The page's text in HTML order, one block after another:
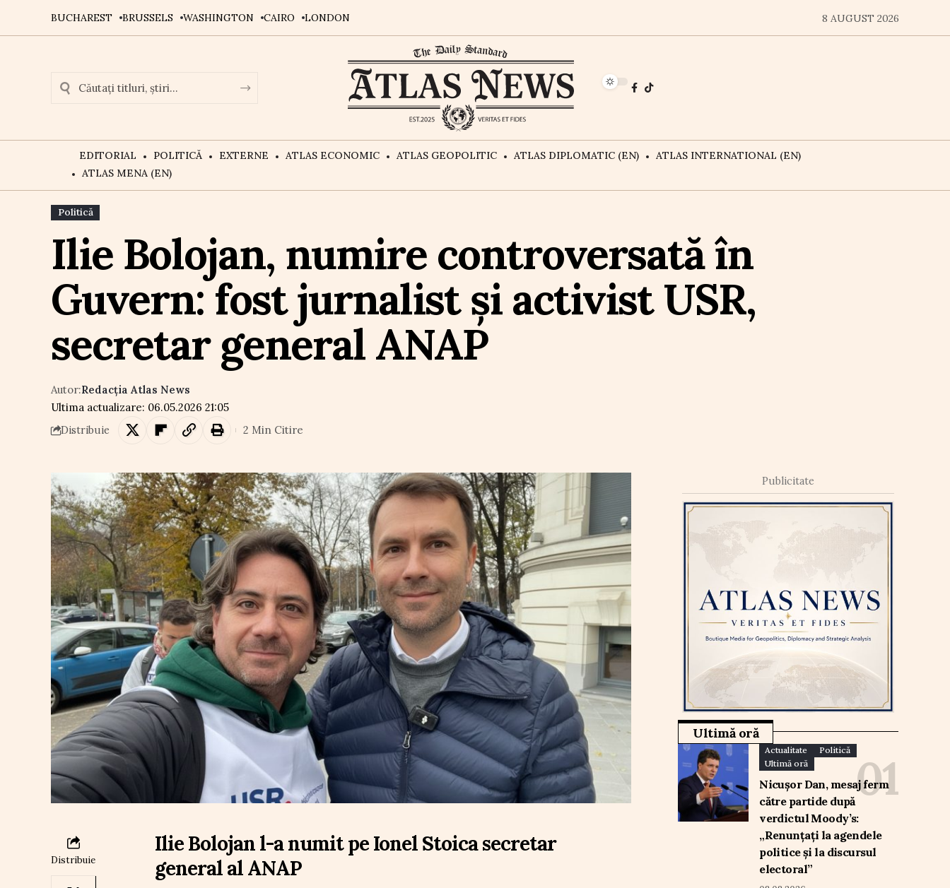
BUCHAREST BRUSSELS WASHINGTON CAIRO LONDON 8 AUGUST 2026
EDITORIAL POLITICĂ EXTERNE ATLAS ECONOMIC ATLAS GEOPOLITIC ATLAS DIPLOMATIC (EN)
ATLAS INTERNATIONAL (EN)
ATLAS MENA (EN)
Politică
Ilie Bolojan, numire controversată în
Guvern: fost jurnalist și activist USR,
secretar general ANAP
Ultima actualizare: 06.05.2026 21:05
Autor:Redacția Atlas News
Distribuie 2 Min Citire
Distribuie
Ilie Bolojan l-a numit pe Ionel Stoica secretar
general al ANAP
Publicitate
Ultimă oră
Actualitate
Politică
Ultimă oră
Nicușor Dan, mesaj ferm
către partide după
verdictul Moody’s:
„Renunțați la agendele
politice și la discursul
electoral”